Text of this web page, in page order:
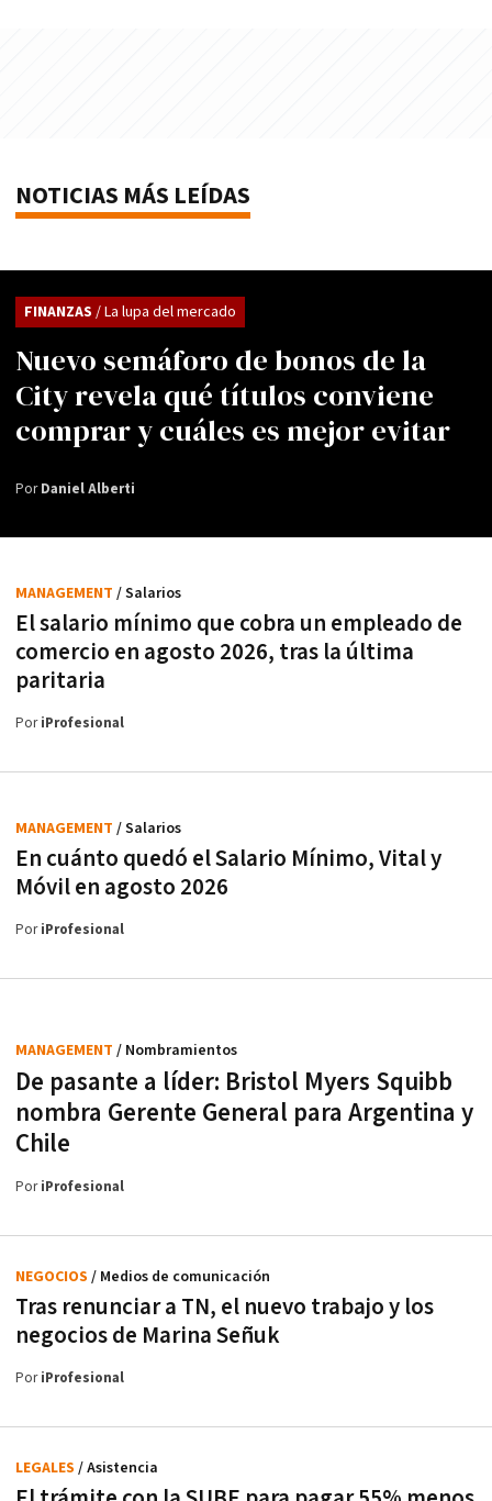
NOTICIAS MÁS LEÍDAS
Nuevo semáforo de bonos de la
City revela qué títulos conviene
comprar y cuáles es mejor evitar
FINANZAS / La lupa del mercado
PorDaniel Alberti
El salario mínimo que cobra un empleado de
comercio en agosto 2026, tras la última
paritaria
MANAGEMENT / Salarios
PoriProfesional
En cuánto quedó el Salario Mínimo, Vital y
Móvil en agosto 2026
MANAGEMENT / Salarios
PoriProfesional
De pasante a líder: Bristol Myers Squibb
nombra Gerente General para Argentina y
Chile
MANAGEMENT / Nombramientos
PoriProfesional
Tras renunciar a TN, el nuevo trabajo y los
negocios de Marina Señuk
NEGOCIOS / Medios de comunicación
PoriProfesional
LEGALES / Asistencia